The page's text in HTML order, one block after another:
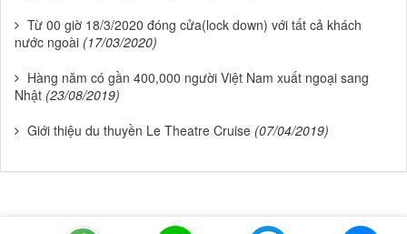
Từ 00 giờ 18/3/2020 đóng cửa(lock down) với tất cả khách
nước ngoài (17/03/2020)
Hàng năm có gần 400,000 người Việt Nam xuất ngoại sang
Nhật (23/08/2019)
Giới thiệu du thuyền Le Theatre Cruise (07/04/2019)